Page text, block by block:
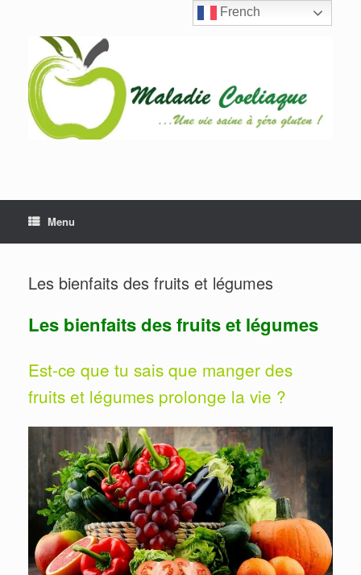
Menu
Les bienfaits des fruits et légumes
Les bienfaits des fruits et légumes
Est-ce que tu sais que manger des
fruits et légumes prolonge la vie ?
French